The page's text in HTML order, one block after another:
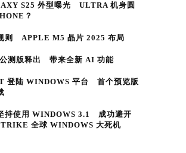
S25 外型曝光 ULTRA 机身圆
？
则 APPLE M5 晶片 2025 布局
测版释出 带来全新 AI 功能
登陆 WINDOWS 平台 首个预览版
持使用 WINDOWS 3.1 成功避开
全球 WINDOWS 大死机